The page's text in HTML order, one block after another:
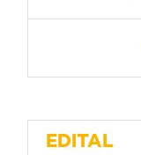
EDITAL